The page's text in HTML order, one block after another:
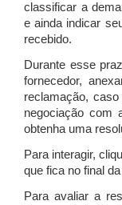
classificar a
e ainda indicar
recebido.
Durante esse
fornecedor,
reclamação,
negociação com
obtenha uma
Para interagir,
que fica no final
Para avaliar a